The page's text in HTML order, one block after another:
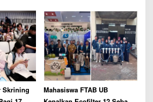
Sederhana Berbasis
Adsorben di Pondok
Pesantren Daarul Ukhuwwah
Putri 1 Malang
Skrining
Mahasiswa FTAB UB